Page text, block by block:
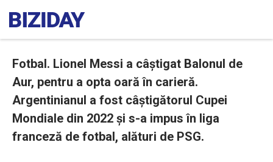
Fotbal. Lionel Messi a câștigat Balonul de
Aur, pentru a opta oară în carieră.
Argentinianul a fost câștigătorul Cupei
Mondiale din 2022 și s-a impus în liga
franceză de fotbal, alături de PSG.